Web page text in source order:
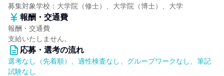
募集対象学校：大学院（修士）、大学院（博士）、大学
報酬・交通費
報酬・交通費
支給いたしません。
応募・選考の流れ
選考なし（先着順）、適性検査なし、グループワークなし、筆記
試験なし